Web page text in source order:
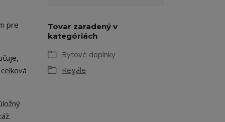
pre
Tovar zaradený v
kategóriách
Bytové doplnky
Regále